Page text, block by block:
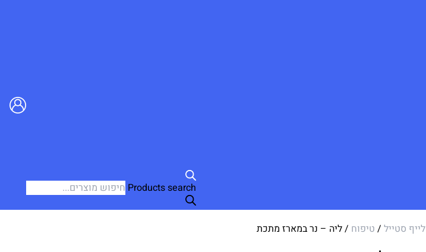
Products search
לייף סטייל / טיפוח / ליה – נר במארז מתכת